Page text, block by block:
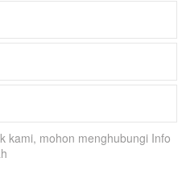
kami, mohon menghubungi Info